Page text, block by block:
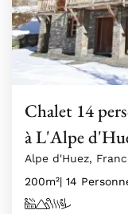
Chalet 14
à L'Alpe
Alpe d'Huez,
200m²| 14